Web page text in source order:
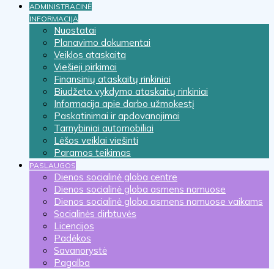
ADMINISTRACINĖ
INFORMACIJA
Nuostatai
Planavimo dokumentai
Veiklos ataskaita
Viešieji pirkimai
Finansinių ataskaitų rinkiniai
Biudžeto vykdymo ataskaitų rinkiniai
Informacija apie darbo užmokestį
Paskatinimai ir apdovanojimai
Tarnybiniai automobiliai
Lėšos veiklai viešinti
Paramos teikimas
PASLAUGOS
Dienos socialinė globa centre
Dienos socialinė globa asmens namuose
Dienos socialinė globa asmens namuose vaikams
Socialinės dirbtuvės
Licencijos
Padėkos
Savanorystė
Pagalba